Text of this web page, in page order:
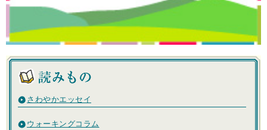
さわやかエッセイ
ウォーキングコラム